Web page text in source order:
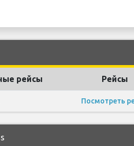
рейсы Рейсы
Посмотреть